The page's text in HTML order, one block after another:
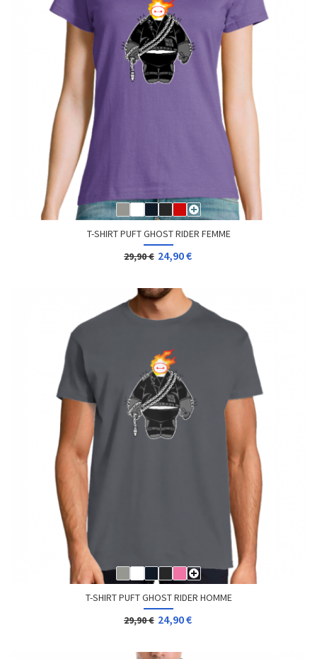
T-SHIRT PUFT GHOST RIDER FEMME
29,90 € 24,90 €
T-SHIRT PUFT GHOST RIDER HOMME
29,90 € 24,90 €